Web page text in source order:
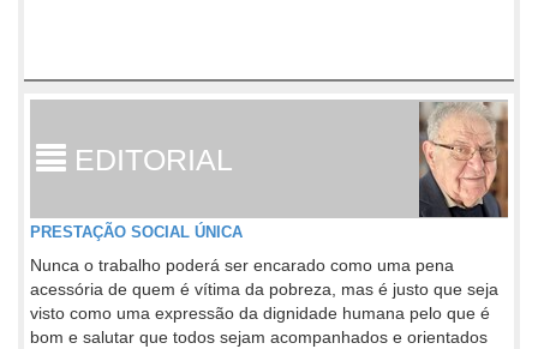
EDITORIAL
PRESTAÇÃO SOCIAL ÚNICA
Nunca o trabalho poderá ser encarado como uma pena
acessória de quem é vítima da pobreza, mas é justo que seja
visto como uma expressão da dignidade humana pelo que é
bom e salutar que todos sejam acompanhados e orientados